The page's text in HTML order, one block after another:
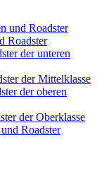
und Roadster
Roadster
der unteren
der Mittelklasse
der oberen
der Oberklasse
Roadster